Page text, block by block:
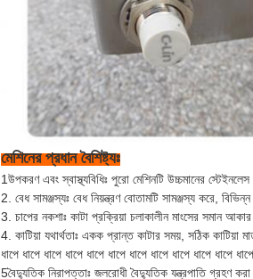
মেশিনের প্রধান বৈশিষ্ট্যঃ
1উপকরণ এবং স্বাস্থ্যবিধিঃ পুরো মেশিনটি উচ্চমানের
2. বেধ সামঞ্জস্যঃ বেধ নিয়ন্ত্রণ বোতামটি সামঞ্জস্য করে,
3. চাপের নকশাঃ কাটা প্রক্রিয়া চলাকালীন মাংসের সমান
4. কাটিয়া যথার্থতাঃ একক প্রান্ত কাটার সময়, সঠিক কাটিয়া
ধাপে ধাপে ধাপে ধাপে ধাপে ধাপে ধাপে ধাপে ধাপে ধাপে ধাপে
5বৈদ্যুতিক নিরাপত্তাঃ জলরোধী বৈদ্যুতিক যন্ত্রপাতি গ্রহণ